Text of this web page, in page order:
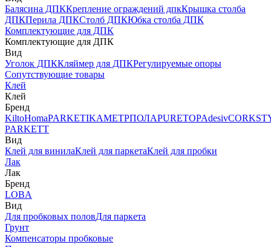
Балясина ДПККрепление ограждений дпкКрышка столба
ДПКПерила ДПКСтолб ДПКЮбка столба ДПК
Комплектующие для ДПК
Комплектующие для ДПК
Вид
Уголок ДПККляймер для ДПКРегулируемые опоры
Сопутствующие товары
Клей
Клей
Бренд
KiltoHomaPARKETIKAМЕТРПОЛАPURETOPAdesiv
PARKETT
Вид
Клей для винилаКлей для паркетаКлей для пробки
Лак
Лак
Бренд
LOBA
Вид
Для пробковых половДля паркета
Грунт
Компенсаторы пробковые